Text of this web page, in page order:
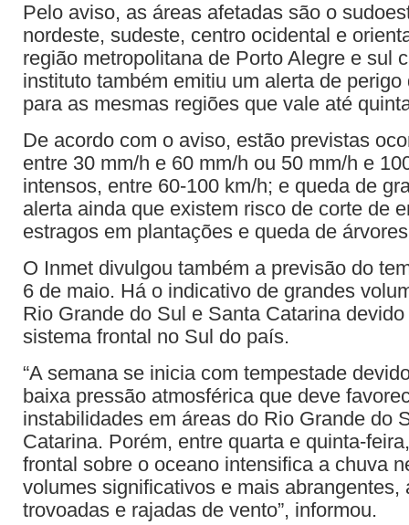
Pelo aviso, as áreas afetadas são o
nordeste, sudeste, centro ocidental e
região metropolitana de Porto Alegre e sul
instituto também emitiu um alerta de perigo
para as mesmas regiões que vale até
De acordo com o aviso, estão previstas
entre 30 mm/h e 60 mm/h ou 50 mm/h e
intensos, entre 60-100 km/h; e queda de
alerta ainda que existem risco de corte de
estragos em plantações e queda de
O Inmet divulgou também a previsão do
6 de maio. Há o indicativo de grandes
Rio Grande do Sul e Santa Catarina
sistema frontal no Sul do país.
“A semana se inicia com tempestade
baixa pressão atmosférica que deve
instabilidades em áreas do Rio Grande do
Catarina. Porém, entre quarta e quinta-
frontal sobre o oceano intensifica a chuva
volumes significativos e mais abrangentes,
trovoadas e rajadas de vento”, informou.